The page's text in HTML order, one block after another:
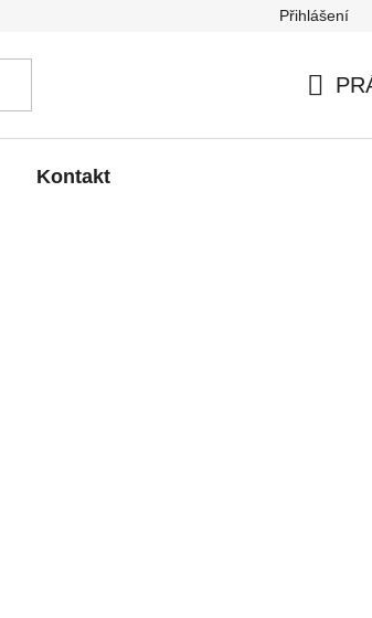
Podmínky ochrany osobních údajů
Přihlášení
Kontakt